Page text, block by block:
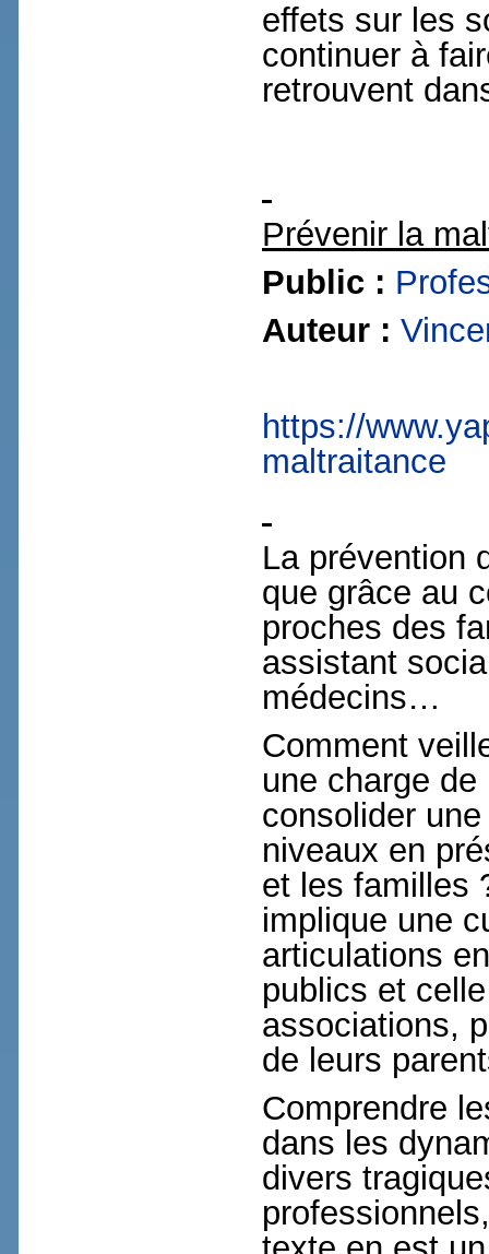
effets sur les
continuer à
retrouvent
Prévenir la
Public :
Auteur :
https://
maltraitance
La prévention
que grâce au
proches des
assistant
médecins…
Comment
une charge
consolider
niveaux en
et les familles
implique une
articulations
publics et
associations,
de leurs
Comprendre
dans les
divers